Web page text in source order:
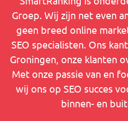
Groep. Wij zijn net even
geen breed online
SEO specialisten. Ons
Groningen, onze klanten
Met onze passie van en
wij ons op SEO succes
binnen- en